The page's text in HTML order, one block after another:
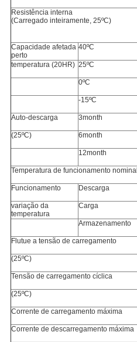
Resistência interna
(Carregado inteiramente, 25ºC)
Capacidade afetada
perto
40ºC
temperatura (20HR) 25ºC
0ºC
-15ºC
Auto-descarga 3month
(25ºC)
6month
12month
Temperatura de funcionamento nominal
Funcionamento Descarga
variação da
temperatura
Carga
Armazenamento
Flutue a tensão de carregamento
(25ºC)
Tensão de carregamento cíclica
(25ºC)
Corrente de carregamento máxima
Corrente de descarregamento máxima